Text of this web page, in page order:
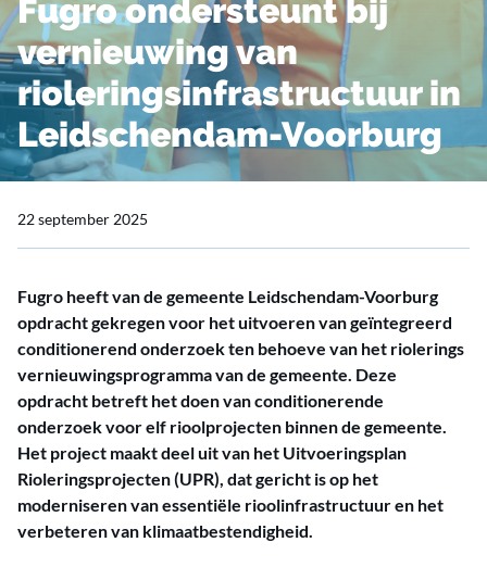
Fugro ondersteunt bij
vernieuwing van
rioleringsinfrastructuur in
Leidschendam-Voorburg
22 september 2025
Fugro heeft van de gemeente Leidschendam-Voorburg
opdracht gekregen voor het uitvoeren van geïntegreerd
conditionerend onderzoek ten behoeve van het riolerings
vernieuwingsprogramma van de gemeente. Deze
opdracht betreft het doen van conditionerende
onderzoek voor elf rioolprojecten binnen de gemeente.
Het project maakt deel uit van het Uitvoeringsplan
Rioleringsprojecten (UPR), dat gericht is op het
moderniseren van essentiële rioolinfrastructuur en het
verbeteren van klimaatbestendigheid.